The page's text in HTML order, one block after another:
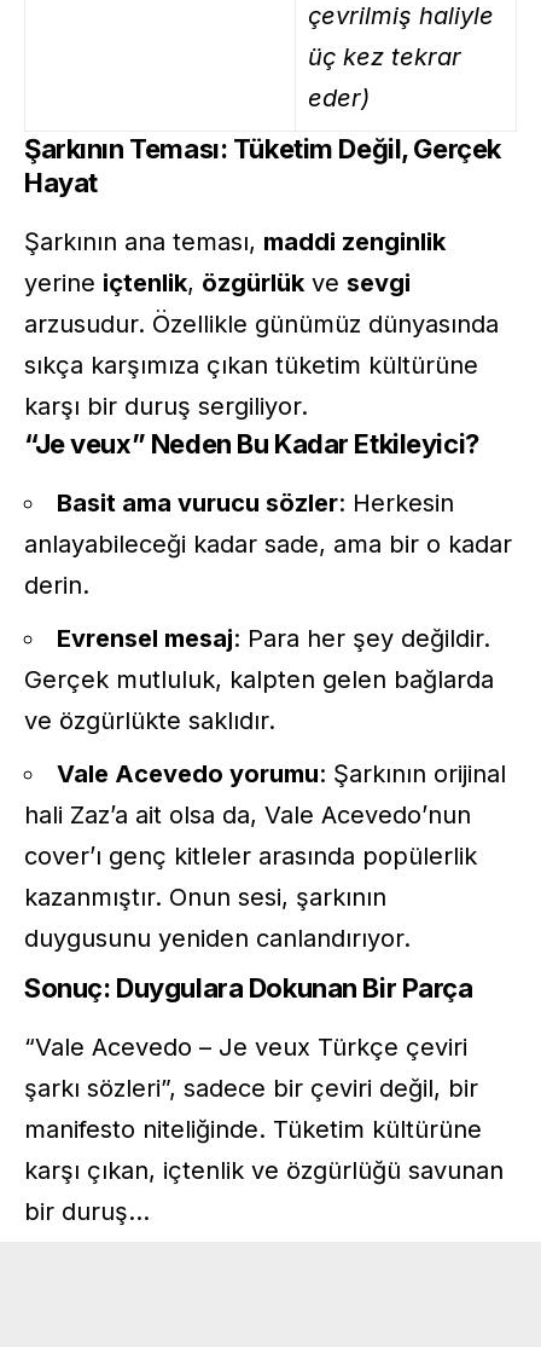
çevrilmiş haliyle
üç kez tekrar
eder)
Şarkının Teması: Tüketim Değil, Gerçek
Hayat
Şarkının ana teması, maddi zenginlik
yerine içtenlik, özgürlük ve sevgi
arzusudur. Özellikle günümüz dünyasında
sıkça karşımıza çıkan tüketim kültürüne
karşı bir duruş sergiliyor.
“Je veux” Neden Bu Kadar Etkileyici?
Basit ama vurucu sözler: Herkesin
anlayabileceği kadar sade, ama bir o kadar
derin.
Evrensel mesaj: Para her şey değildir.
Gerçek mutluluk, kalpten gelen bağlarda
ve özgürlükte saklıdır.
Vale Acevedo yorumu: Şarkının orijinal
hali Zaz’a ait olsa da, Vale Acevedo’nun
cover’ı genç kitleler arasında popülerlik
kazanmıştır. Onun sesi, şarkının
duygusunu yeniden canlandırıyor.
Sonuç: Duygulara Dokunan Bir Parça
“Vale Acevedo – Je veux Türkçe çeviri
şarkı sözleri”, sadece bir çeviri değil, bir
manifesto niteliğinde. Tüketim kültürüne
karşı çıkan, içtenlik ve özgürlüğü savunan
bir duruş…